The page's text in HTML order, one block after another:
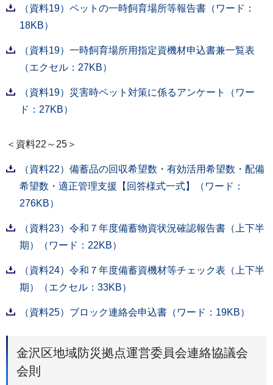
（資料19）ペットの一時飼育場所等報告書（ワード：
18KB）
（資料19）一時飼育場所用指定資機材申込書兼一覧表
（エクセル：27KB）
（資料19）災害時ペット対策に係るアンケート（ワー
ド：27KB）
＜資料22～25＞
（資料22）備蓄品の回収希望数・有効活用希望数・配備
希望数・適正管理支援【回答様式一式】（ワード：
276KB）
（資料23）令和７年度備蓄物資状況確認報告書（上下半
期）（ワード：22KB）
（資料24）令和７年度備蓄資機材等チェック表（上下半
期）（エクセル：33KB）
（資料25）ブロック連絡会申込書（ワード：19KB）
金沢区地域防災拠点運営委員会連絡協議会
会則